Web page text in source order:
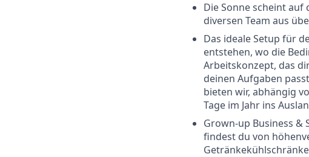
Die Sonne scheint
diversen Team aus
Das ideale Setup für
entstehen, wo die
Arbeitskonzept, das
deinen Aufgaben
bieten wir, abhängig
Tage im Jahr ins
Grown-up Business &
findest du von